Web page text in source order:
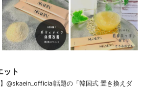
ット
】@skaein_official話題の「韓国式 置き換えダ